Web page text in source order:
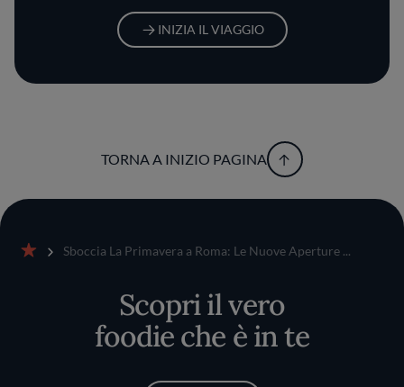
INIZIA IL VIAGGIO
TORNA A INIZIO PAGINA
Sboccia La Primavera a Roma: Le Nuove Aperture ...
Scopri il vero
foodie che è in te